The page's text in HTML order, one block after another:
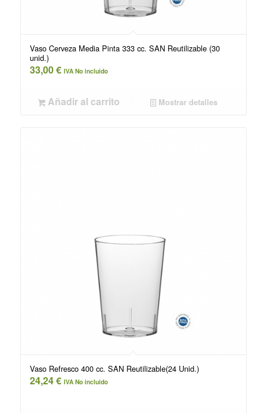
Vaso Cerveza Media Pinta 333 cc. SAN Reutilizable (30
unid.)
33,00€ IVA No incluido
Añadir al carrito Mostrar detalles
Vaso Refresco 400 cc. SAN Reutilizable(24 Unid.)
24,24€ IVA No incluido